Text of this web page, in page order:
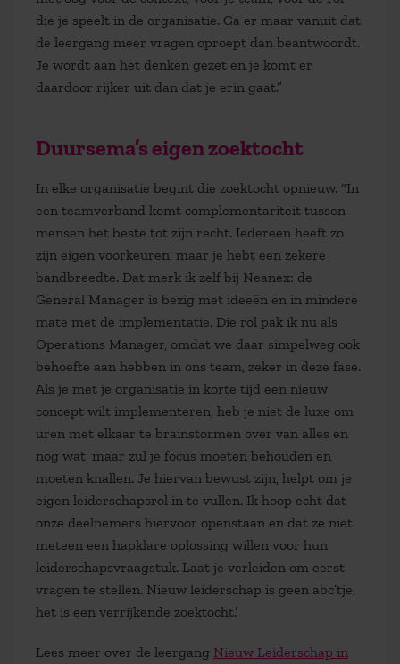
die je speelt in de organisatie. Ga er maar vanuit dat
de leergang meer vragen oproept dan beantwoordt.
Je wordt aan het denken gezet en je komt er
daardoor rijker uit dan dat je erin gaat.”
Duursema’s eigen zoektocht
In elke organisatie begint die zoektocht opnieuw. “In
een teamverband komt complementariteit tussen
mensen het beste tot zijn recht. Iedereen heeft zo
zijn eigen voorkeuren, maar je hebt een zekere
bandbreedte. Dat merk ik zelf bij Neanex: de
General Manager is bezig met ideeën en in mindere
mate met de implementatie. Die rol pak ik nu als
Operations Manager, omdat we daar simpelweg ook
behoefte aan hebben in ons team, zeker in deze fase.
Als je met je organisatie in korte tijd een nieuw
concept wilt implementeren, heb je niet de luxe om
uren met elkaar te brainstormen over van alles en
nog wat, maar zul je focus moeten behouden en
moeten knallen. Je hiervan bewust zijn, helpt om je
eigen leiderschapsrol in te vullen. Ik hoop echt dat
onze deelnemers hiervoor openstaan en dat ze niet
meteen een hapklare oplossing willen voor hun
leiderschapsvraagstuk. Laat je verleiden om eerst
vragen te stellen. Nieuw leiderschap is geen abc’tje,
het is een verrijkende zoektocht.’
Lees meer over de leergang Nieuw Leiderschap in